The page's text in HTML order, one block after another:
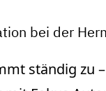
bei der
ständig zu –